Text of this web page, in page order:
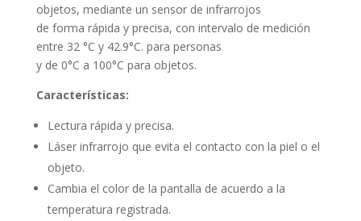
objetos, mediante un sensor de infrarrojos
de forma rápida y precisa, con intervalo de medición
entre 32 °C y 42.9°C. para personas
y de 0°C a 100°C para objetos.
Características:
Lectura rápida y precisa.
Láser infrarrojo que evita el contacto con la piel o el
objeto.
Cambia el color de la pantalla de acuerdo a la
temperatura registrada.